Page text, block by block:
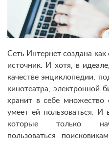
Сеть Интернет создана
источник. И хотя, в
качестве энциклопедии,
кинотеатра, электронной
хранит в себе множество
умеет ей пользоваться. И
которые только
пользоваться